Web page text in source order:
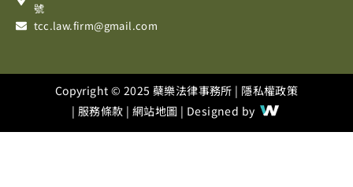
號
tcc.law.firm@gmail.com
Copyright © 2025 蘗樂法律事務所 | 隱私權政策
| 服務條款 | 網站地圖 | Designed by